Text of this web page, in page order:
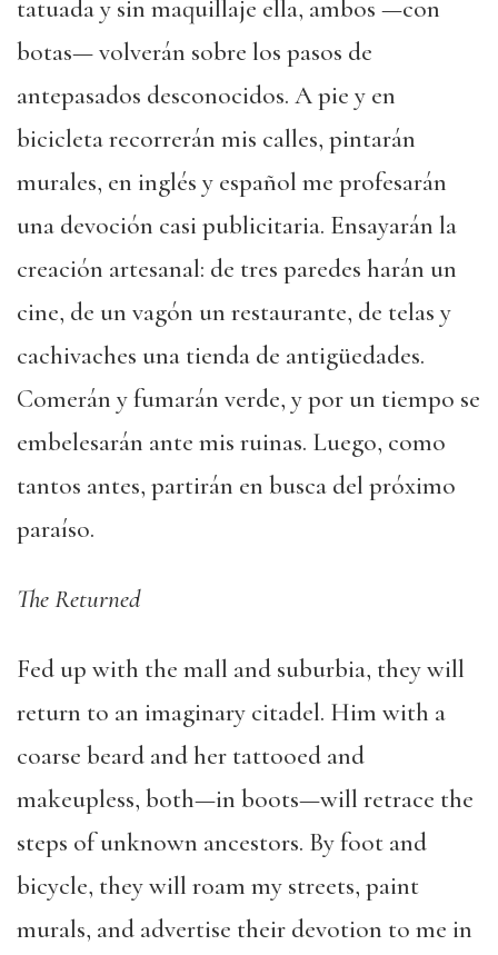
tatuada y sin maquillaje ella, ambos —con
botas— volverán sobre los pasos de
antepasados desconocidos. A pie y en
bicicleta recorrerán mis calles, pintarán
murales, en inglés y español me profesarán
una devoción casi publicitaria. Ensayarán la
creación artesanal: de tres paredes harán un
cine, de un vagón un restaurante, de telas y
cachivaches una tienda de antigüedades.
Comerán y fumarán verde, y por un tiempo se
embelesarán ante mis ruinas. Luego, como
tantos antes, partirán en busca del próximo
paraíso.
The Returned
Fed up with the mall and suburbia, they will
return to an imaginary citadel. Him with a
coarse beard and her tattooed and
makeupless, both—in boots—will retrace the
steps of unknown ancestors. By foot and
bicycle, they will roam my streets, paint
murals, and advertise their devotion to me in